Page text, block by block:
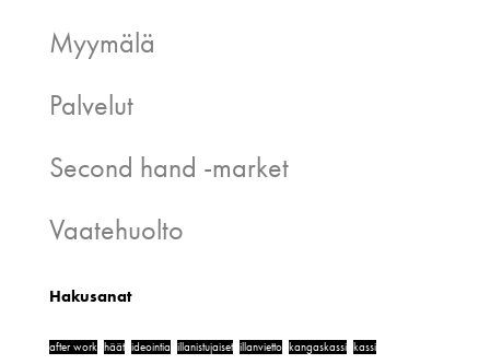
Myymälä
Palvelut
Second hand -market
Vaatehuolto
Hakusanat
after work häät ideointia illanistujaiset illanvietto kangaskassi kassi